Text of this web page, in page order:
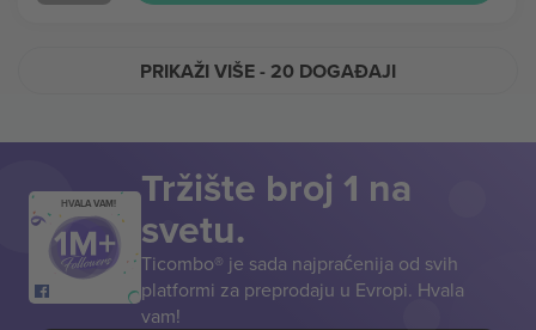
PRIKAŽI VIŠE- 20 DOGAĐAJI
HVALA VAM! Tržište broj 1 na
svetu.
Ticombo® je sada najpraćenija od svih
platformi za preprodaju u Evropi. Hvala
vam!